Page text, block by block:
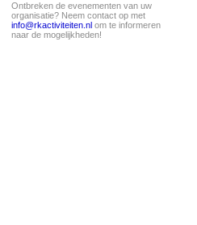
Ontbreken de evenementen van uw
organisatie? Neem contact op met
info@rkactiviteiten.nl om te informeren
naar de mogelijkheden!